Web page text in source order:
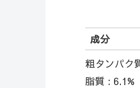
成分
粗タンパク
脂質 : 6.1%